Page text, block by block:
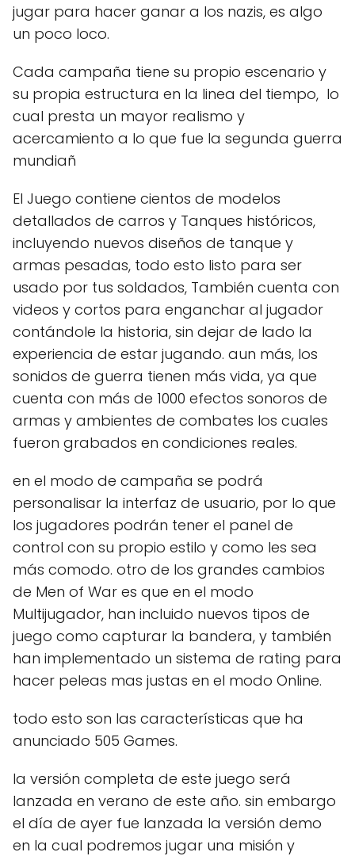
jugar para hacer ganar a los nazis, es algo
un poco loco.
Cada campaña tiene su propio escenario y
su propia estructura en la linea del tiempo, lo
cual presta un mayor realismo y
acercamiento a lo que fue la segunda guerra
mundiañ
El Juego contiene cientos de modelos
detallados de carros y Tanques históricos,
incluyendo nuevos diseños de tanque y
armas pesadas, todo esto listo para ser
usado por tus soldados, También cuenta con
videos y cortos para enganchar al jugador
contándole la historia, sin dejar de lado la
experiencia de estar jugando. aun más, los
sonidos de guerra tienen más vida, ya que
cuenta con más de 1000 efectos sonoros de
armas y ambientes de combates los cuales
fueron grabados en condiciones reales.
en el modo de campaña se podrá
personalisar la interfaz de usuario, por lo que
los jugadores podrán tener el panel de
control con su propio estilo y como les sea
más comodo. otro de los grandes cambios
de Men of War es que en el modo
Multijugador, han incluido nuevos tipos de
juego como capturar la bandera, y también
han implementado un sistema de rating para
hacer peleas mas justas en el modo Online.
todo esto son las características que ha
anunciado 505 Games.
la versión completa de este juego será
lanzada en verano de este año. sin embargo
el día de ayer fue lanzada la versión demo
en la cual podremos jugar una misión y